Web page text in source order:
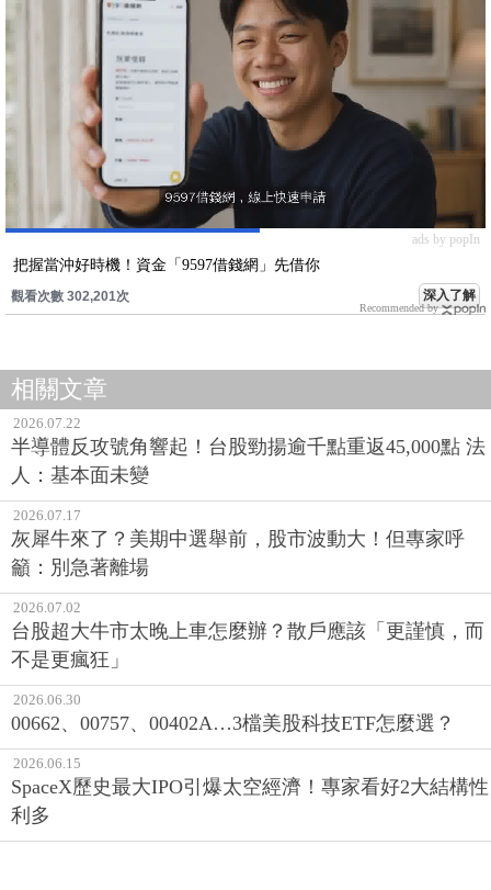
ads by popIn
把握當沖好時機！資金「9597借錢網」先借你
觀看次數 302,201次 深入了解
Recommended by
相關文章
2026.07.22
半導體反攻號角響起！台股勁揚逾千點重返45,000點 法
人：基本面未變
2026.07.17
灰犀牛來了？美期中選舉前，股市波動大！但專家呼
籲：別急著離場
2026.07.02
台股超大牛市太晚上車怎麼辦？散戶應該「更謹慎，而
不是更瘋狂」
2026.06.30
00662、00757、00402A…3檔美股科技ETF怎麼選？
2026.06.15
SpaceX歷史最大IPO引爆太空經濟！專家看好2大結構性
利多